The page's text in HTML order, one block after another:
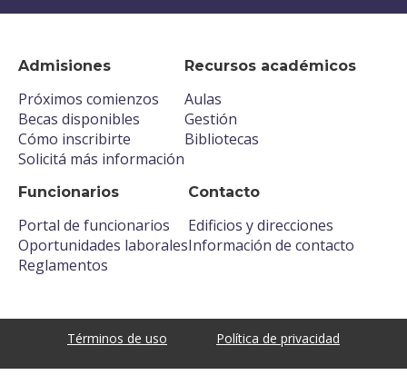
Admisiones
Próximos comienzos
Becas disponibles
Cómo inscribirte
Solicitá más información
Recursos académicos
Aulas
Gestión
Bibliotecas
Funcionarios
Portal de funcionarios
Oportunidades laborales
Reglamentos
Contacto
Edificios y direcciones
Información de contacto
Términos de uso Política de privacidad